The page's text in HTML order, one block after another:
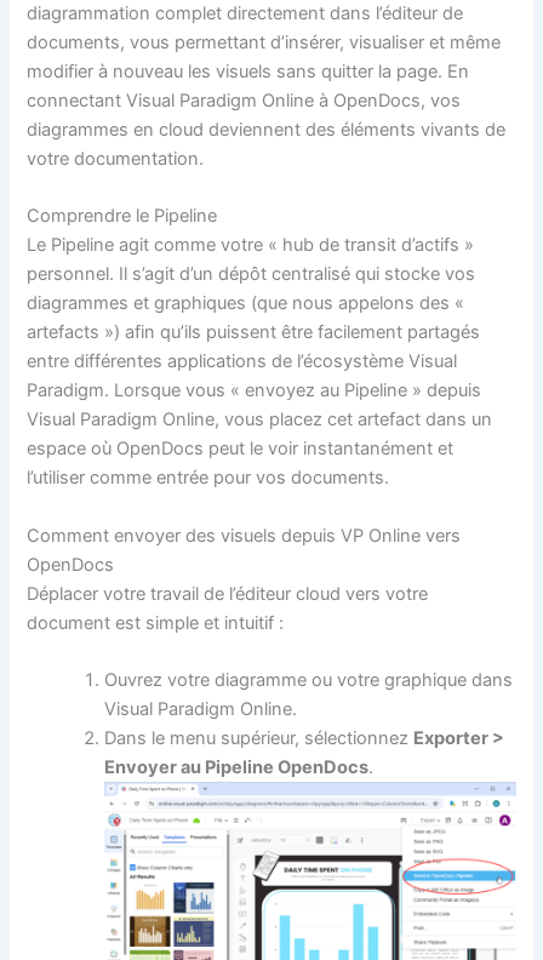
diagrammation complet directement dans l’éditeur de
documents, vous permettant d’insérer, visualiser et même
modifier à nouveau les visuels sans quitter la page. En
connectant Visual Paradigm Online à OpenDocs, vos
diagrammes en cloud deviennent des éléments vivants de
votre documentation.
Comprendre le Pipeline
Le Pipeline agit comme votre « hub de transit d’actifs »
personnel. Il s’agit d’un dépôt centralisé qui stocke vos
diagrammes et graphiques (que nous appelons des «
artefacts ») afin qu’ils puissent être facilement partagés
entre différentes applications de l’écosystème Visual
Paradigm. Lorsque vous « envoyez au Pipeline » depuis
Visual Paradigm Online, vous placez cet artefact dans un
espace où OpenDocs peut le voir instantanément et
l’utiliser comme entrée pour vos documents.
Comment envoyer des visuels depuis VP Online vers
OpenDocs
Déplacer votre travail de l’éditeur cloud vers votre
document est simple et intuitif :
Ouvrez votre diagramme ou votre graphique dans
Visual Paradigm Online.
Dans le menu supérieur, sélectionnez Exporter >
Envoyer au Pipeline OpenDocs.